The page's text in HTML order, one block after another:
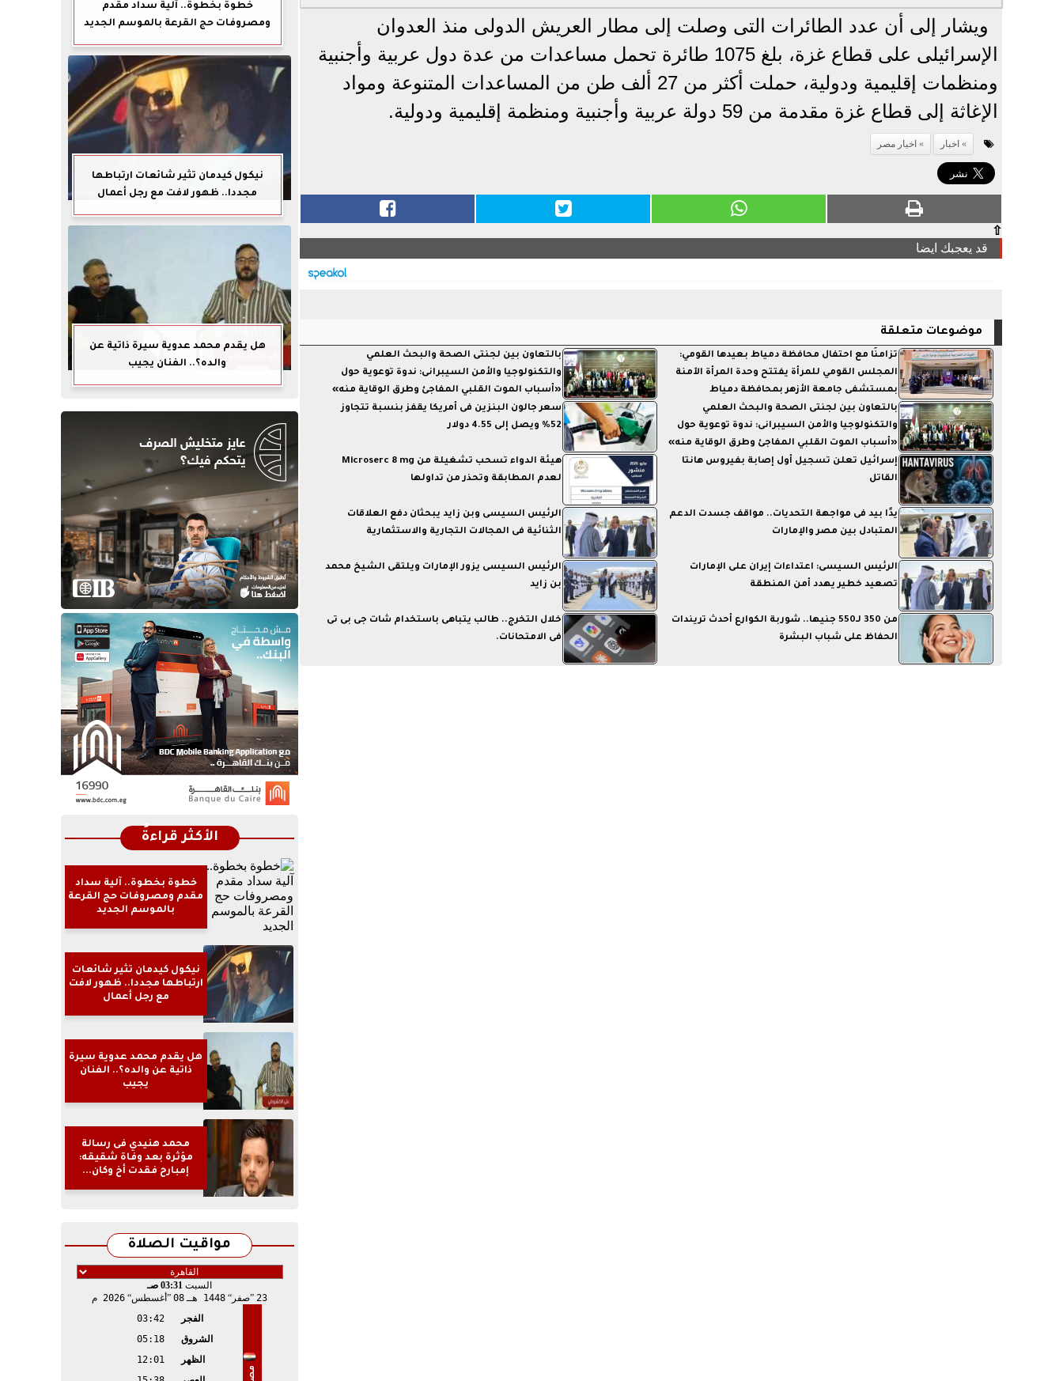
ويشار إلى أن عدد الطائرات التى وصلت إلى مطار العريش الدولى منذ العدوان
الإسرائيلى على قطاع غزة، بلغ 1075 طائرة تحمل مساعدات من عدة دول عربية وأجنبية
ومنظمات إقليمية ودولية، حملت أكثر من 27 ألف طن من المساعدات المتنوعة ومواد
الإغاثة إلى قطاع غزة مقدمة من 59 دولة عربية وأجنبية ومنظمة إقليمية ودولية.
اخبار اخيار مصر
⇧
قد يعجبك ايضا
موضوعات متعلقة
تزامنًا مع احتفال محافظة دمياط بعيدها القومي:
المجلس القومي للمرأة يفتتح وحدة المرأة الآمنة
بمستشفى جامعة الأزهر بمحافظة دمياط
بالتعاون بين لجنتى الصحة والبحث العلمي
والتكنولوجيا والأمن السيبرانى: ندوة توعوية حول
«أسباب الموت القلبي المفاجئ وطرق الوقاية منه»
بالتعاون بين لجنتى الصحة والبحث العلمي
والتكنولوجيا والأمن السيبرانى: ندوة توعوية حول
«أسباب الموت القلبي المفاجئ وطرق الوقاية منه»
سعر جالون البنزين فى أمريكا يقفز بنسبة تتجاوز
52% ويصل إلى 4.55 دولار
إسرائيل تعلن تسجيل أول إصابة بفيروس هانتا
القاتل
هيئة الدواء تسحب تشغيلة من Microserc 8 mg
لعدم المطابقة وتحذر من تداولها
يدًا بيد فى مواجهة التحديات.. مواقف جسدت الدعم
المتبادل بين مصر والإمارات
الرئيس السيسى وبن زايد يبحثان دفع العلاقات
الثنائية فى المجالات التجارية والاستثمارية
الرئيس السيسى: اعتداءات إيران على الإمارات
تصعيد خطير يهدد أمن المنطقة
الرئيس السيسى يزور الإمارات ويلتقى الشيخ محمد
بن زايد
من 350 لـ550 جنيها.. شوربة الكوارع أحدث تريندات
الحفاظ على شباب البشرة
خلال التخرج.. طالب يتباهى باستخدام شات جى بى تى
فى الامتحانات.
خطوة بخطوة.. آلية سداد مقدم
ومصروفات حج القرعة بالموسم الجديد
نيكول كيدمان تثير شائعات ارتباطها
مجددا.. ظهور لافت مع رجل أعمال
هل يقدم محمد عدوية سيرة ذاتية عن
والده؟.. الفنان يجيب
الأكثر قراءةً
خطوة بخطوة.. آلية سداد
مقدم ومصروفات حج القرعة
بالموسم الجديد
نيكول كيدمان تثير شائعات
ارتباطها مجددا.. ظهور لافت
مع رجل أعمال
هل يقدم محمد عدوية سيرة
ذاتية عن والده؟.. الفنان
يجيب
محمد هنيدي فى رسالة
مؤثرة بعد وفاة شقيقه:
إمبارح فقدت أخ وكان...
مواقيت الصلاة
السبت 03:31 صـ
23 صفر 1448 هـ 08 أغسطس 2026 م
مصر
الفجر
03:42
الشروق
05:18
الظهر
12:01